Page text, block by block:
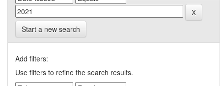
Start a new search
Add filters:
Use filters to refine the search results.